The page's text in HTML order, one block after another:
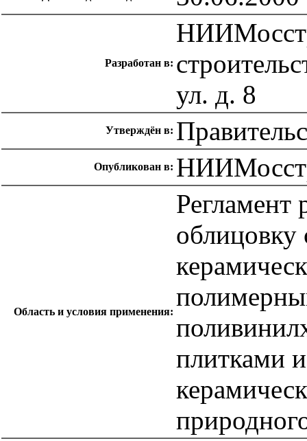
Разработан в:
ул. д. 8
Утверждён в:
Опубликован в:
Область и условия применения:
Регламент
плитками